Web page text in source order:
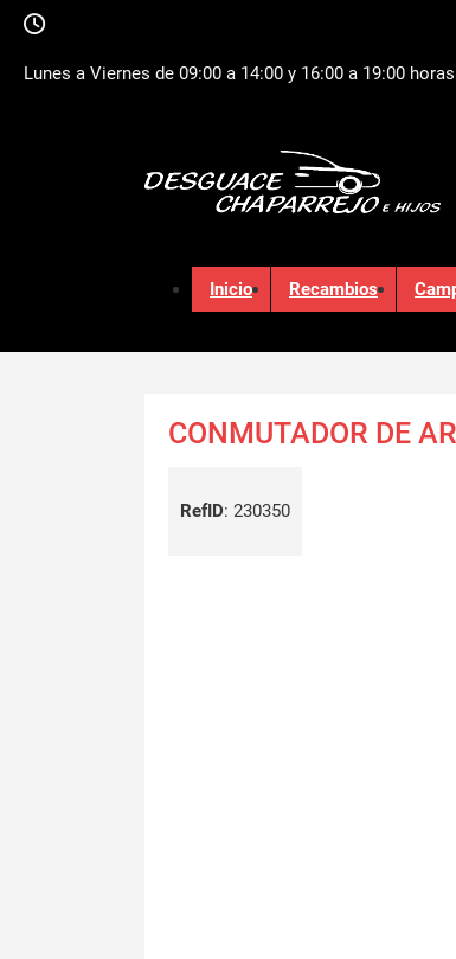
Lunes a Viernes de 09:00 a 14:00 y 16:00 a 19:00
Inicio Recambios
CONMUTADOR DE
RefID: 230350